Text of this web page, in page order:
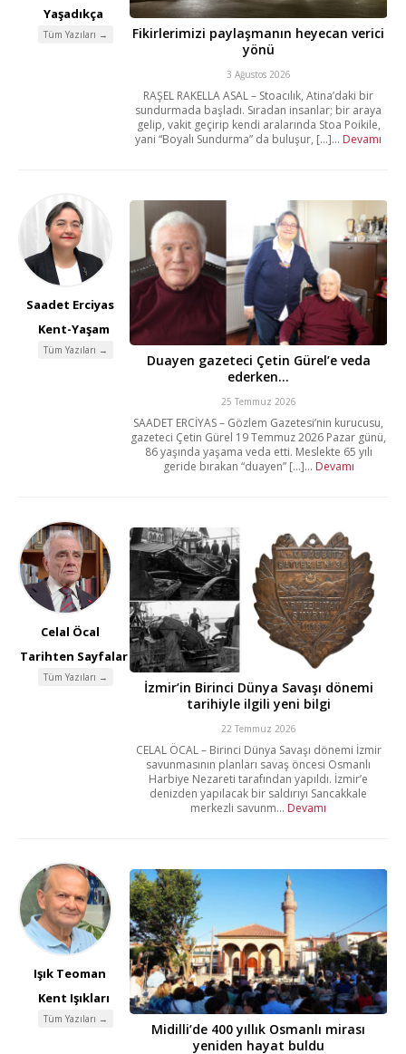
Yaşadıkça
Tüm Yazıları →
Fikirlerimizi paylaşmanın heyecan verici
yönü
3 Ağustos 2026
RAŞEL RAKELLA ASAL – Stoacılık, Atina’daki bir
sundurmada başladı. Sıradan insanlar; bir araya
gelip, vakit geçirip kendi aralarında Stoa Poikile,
yani “Boyalı Sundurma” da buluşur, [...]... Devamı
Saadet Erciyas
Kent-Yaşam
Tüm Yazıları →
Duayen gazeteci Çetin Gürel’e veda
ederken…
25 Temmuz 2026
SAADET ERCİYAS – Gözlem Gazetesi’nin kurucusu,
gazeteci Çetin Gürel 19 Temmuz 2026 Pazar günü,
86 yaşında yaşama veda etti. Meslekte 65 yılı
geride bırakan “duayen” [...]... Devamı
Celal Öcal
Tarihten Sayfalar
Tüm Yazıları →
İzmir’in Birinci Dünya Savaşı dönemi
tarihiyle ilgili yeni bilgi
22 Temmuz 2026
CELAL ÖCAL – Birinci Dünya Savaşı dönemi İzmir
savunmasının planları savaş öncesi Osmanlı
Harbiye Nezareti tarafından yapıldı. İzmir’e
denizden yapılacak bir saldırıyı Sancakkale
merkezli savunm... Devamı
Işık Teoman
Kent Işıkları
Tüm Yazıları →
Midilli’de 400 yıllık Osmanlı mirası
yeniden hayat buldu